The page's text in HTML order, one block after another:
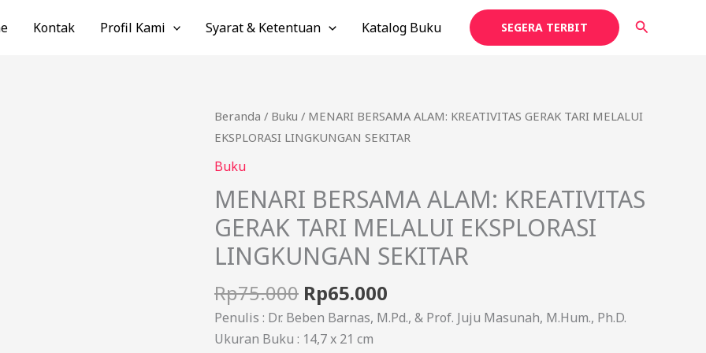
Kontak Profil Kami Syarat & Ketentuan Katalog Buku SEGERA TERBIT Cari
Beranda / Buku / MENARI BERSAMA ALAM: KREATIVITAS GERAK TARI MELALUI
EKSPLORASI LINGKUNGAN SEKITAR
Buku
MENARI BERSAMA ALAM: KREATIVITAS
GERAK TARI MELALUI EKSPLORASI
LINGKUNGAN SEKITAR
Rp75.000
Harga
aslinya
Rp65.000
Harga
saat
Rp65.000.
Penulis : Dr. Beben Barnas, M.Pd., & Prof. Juju Masunah, M.Hum., Ph.D.
Ukuran Buku : 14,7 x 21 cm
Kuantitas
MENARI
BERSAMA
KREATIVITAS
GERAK
MELALUI
EKSPLORASI
LINGKUNGAN
SEKITAR